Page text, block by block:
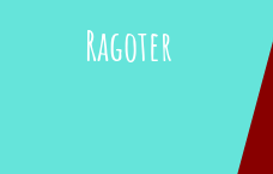
Ragoter